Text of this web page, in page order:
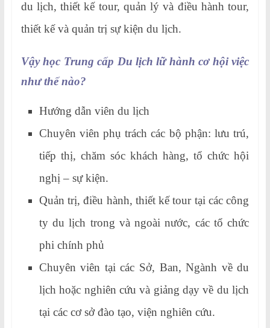
du lịch, thiết kế tour, quản lý và điều hành tour,
thiết kế và quản trị sự kiện du lịch.
Vậy học Trung cấp Du lịch lữ hành cơ hội việc
như thế nào?
Hướng dẫn viên du lịch
Chuyên viên phụ trách các bộ phận: lưu trú,
tiếp thị, chăm sóc khách hàng, tổ chức hội
nghị – sự kiện.
Quản trị, điều hành, thiết kế tour tại các công
ty du lịch trong và ngoài nước, các tổ chức
phi chính phủ
Chuyên viên tại các Sở, Ban, Ngành về du
lịch hoặc nghiên cứu và giảng dạy về du lịch
tại các cơ sở đào tạo, viện nghiên cứu.